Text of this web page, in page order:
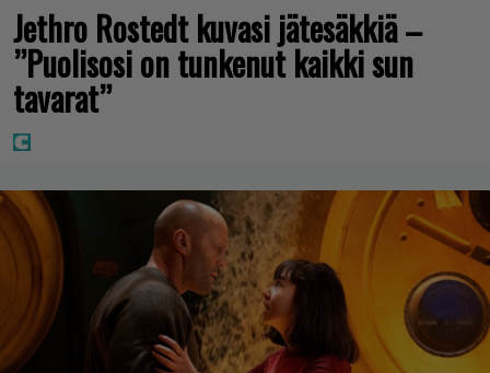
Jethro Rostedt kuvasi jätesäkkiä –
”Puolisosi on tunkenut kaikki sun
tavarat”